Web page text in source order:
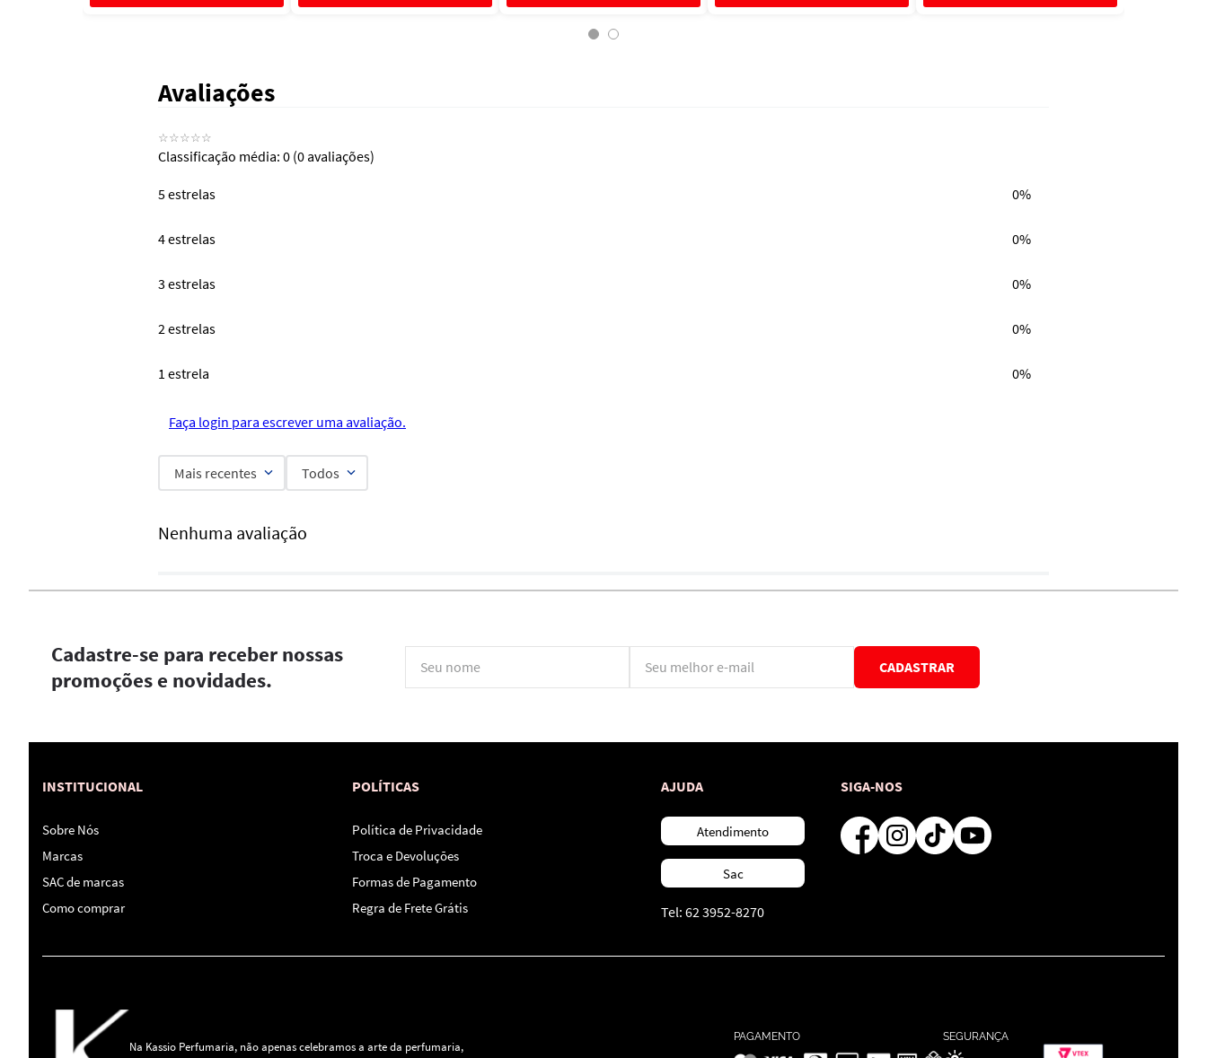
Avaliações
☆☆☆☆☆
Classificação média: 0 (0 avaliações)
5 estrelas 0%
4 estrelas 0%
3 estrelas 0%
2 estrelas 0%
1 estrela 0%
Faça login para escrever uma avaliação.
Mais recentes Todos
Nenhuma avaliação
Cadastre-se para receber nossas
promoções e novidades.
CADASTRAR
INSTITUCIONAL
Sobre Nós
Marcas
SAC de marcas
Como comprar
POLÍTICAS
Política de Privacidade
Troca e Devoluções
Formas de Pagamento
Regra de Frete Grátis
AJUDA
Atendimento
Sac
Tel: 62 3952-8270
SIGA-NOS
Na Kassio Perfumaria, não apenas celebramos a arte da perfumaria,
PAGAMENTO SEGURANÇA